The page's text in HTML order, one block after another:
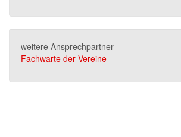
weitere Ansprechpartner
Fachwarte der Vereine